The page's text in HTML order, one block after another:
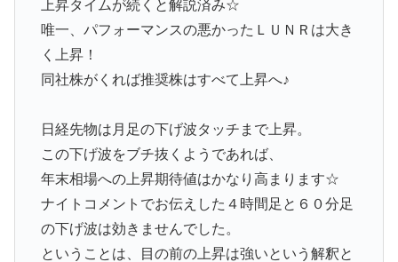
上昇タイムが続くと解説済み☆
唯一、パフォーマンスの悪かったＬＵＮＲは大き
く上昇！
同社株がくれば推奨株はすべて上昇へ♪
日経先物は月足の下げ波タッチまで上昇。
この下げ波をブチ抜くようであれば、
年末相場への上昇期待値はかなり高まります☆
ナイトコメントでお伝えした４時間足と６０分足
の下げ波は効きませんでした。
ということは、目の前の上昇は強いという解釈と